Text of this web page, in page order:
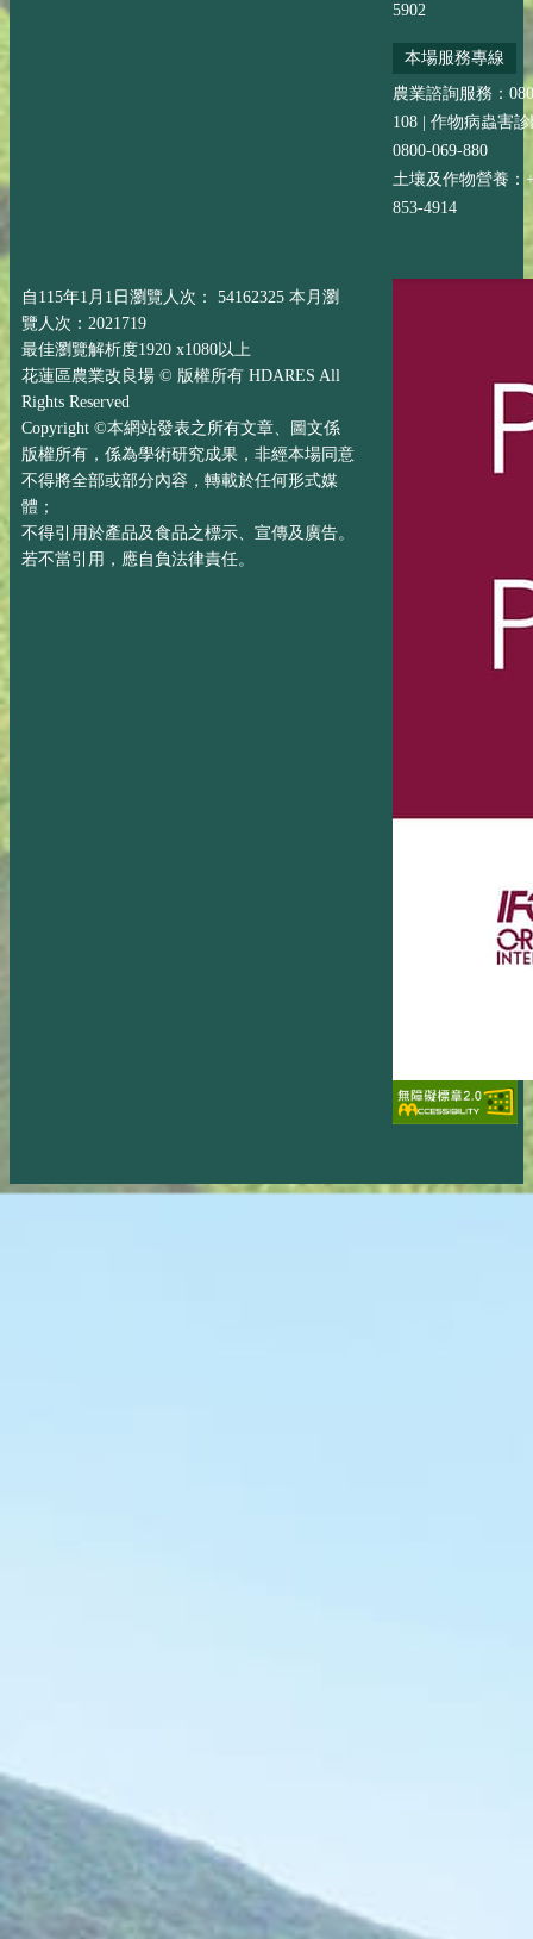
5902
本場服務專線
農業諮詢服務：
108 | 作物病蟲害
0800-069-880
土壤及作物營養：
853-4914
自115年1月1日瀏覽人次： 54162325 本月瀏
覽人次：2021719
最佳瀏覽解析度1920 x1080以上
花蓮區農業改良場 © 版權所有 HDARES All
Rights Reserved
Copyright ©本網站發表之所有文章、圖文係
版權所有，係為學術研究成果，非經本場同意
不得將全部或部分內容，轉載於任何形式媒
體；
不得引用於產品及食品之標示、宣傳及廣告。
若不當引用，應自負法律責任。